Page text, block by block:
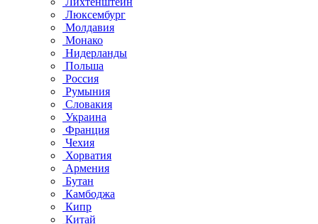
Люксембург
Молдавия
Монако
Нидерланды
Польша
Россия
Румыния
Словакия
Украина
Франция
Чехия
Хорватия
Армения
Бутан
Камбоджа
Кипр
Китай